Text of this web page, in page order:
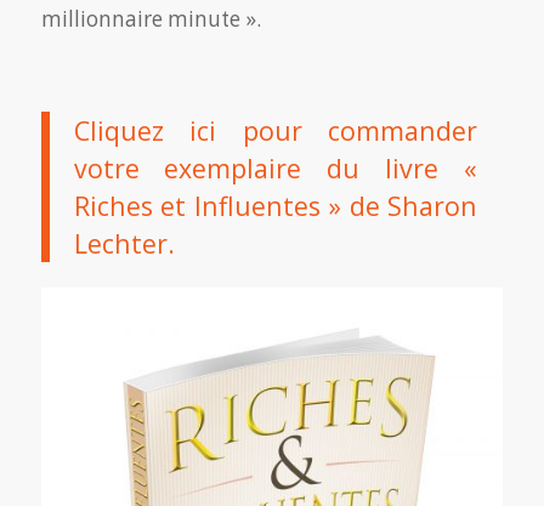
millionnaire minute ».
Cliquez ici pour commander
votre exemplaire du livre «
Riches et Influentes » de Sharon
Lechter.